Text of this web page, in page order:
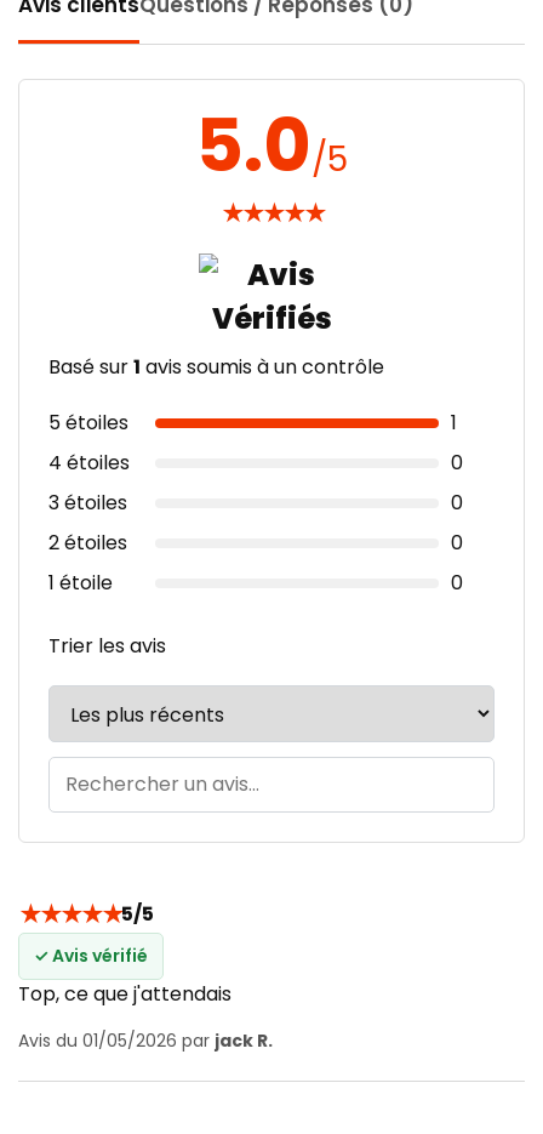
5.0/5
★★★★★
Basé sur1 avis soumis à un contrôle
5 étoiles
1
4 étoiles
0
3 étoiles
0
2 étoiles
0
1 étoile
0
Trier les avis
★★★★★5/5
✓ Avis vérifié
Top, ce que j'attendais
Avis du 01/05/2026 par jack R.